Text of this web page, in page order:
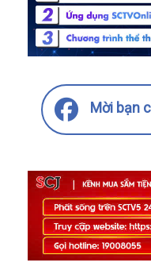
Mời bạn